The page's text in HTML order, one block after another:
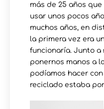
más de 25 años
usar unos pocos
muchos años, en
la primera vez era
funcionaría. Junto a
ponernos manos a
podíamos hacer
reciclado estaba